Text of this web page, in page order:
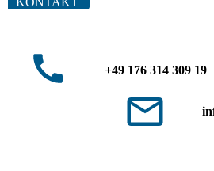
+49 176 314 309 19